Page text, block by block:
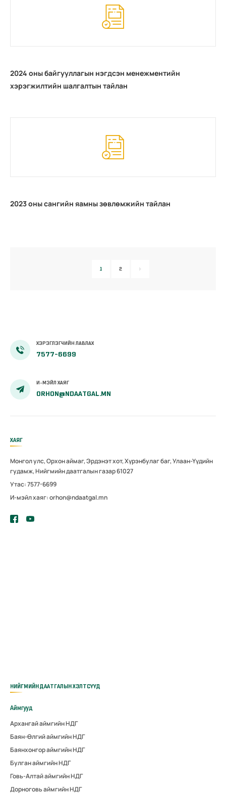
2024 оны байгууллагын нэгдсэн менежментийн
хэрэгжилтийн шалгалтын тайлан
2023 оны сангийн яамны зөвлөмжийн тайлан
1 2
ХЭРЭГЛЭГЧИЙН ЛАВЛАХ
7577-6699
И-МЭЙЛ ХАЯГ
ORHON@NDAATGAL.MN
ХАЯГ
Монгол улс, Орхон аймаг, Эрдэнэт хот, Хүрэнбулаг баг, Улаан-Үүдийн
гудамж, Нийгмийн даатгалын газар 61027
Утас: 7577-6699
И-мэйл хаяг: orhon@ndaatgal.mn
НИЙГМИЙН ДААТГАЛЫН ХЭЛТСҮҮД
Аймгууд
Архангай аймгийн НДГ
Баян-Өлгий аймгийн НДГ
Баянхонгор аймгийн НДГ
Булган аймгийн НДГ
Говь-Алтай аймгийн НДГ
Дорноговь аймгийн НДГ